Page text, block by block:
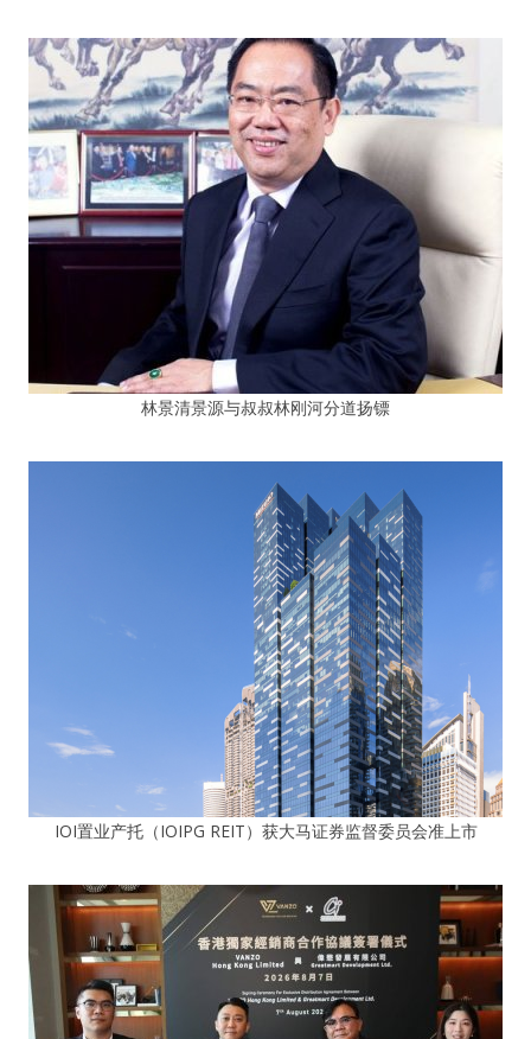
林景清景源与叔叔林刚河分道扬镖
IOI置业产托（IOIPG REIT）获大马证券监督委员会准上市